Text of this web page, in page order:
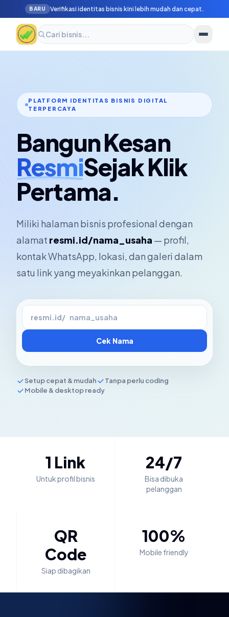
BARU Verifikasi identitas bisnis kini lebih mudah dan cepat.
PLATFORM IDENTITAS BISNIS DIGITAL
TERPERCAYA
Bangun Kesan
ResmiSejak Klik
Pertama.
Miliki halaman bisnis profesional dengan
alamat resmi.id/nama_usaha — profil,
kontak WhatsApp, lokasi, dan galeri dalam
satu link yang meyakinkan pelanggan.
resmi.id/
Cek Nama
Setup cepat & mudah
Tanpa perlu coding
Mobile & desktop ready
1 Link
Untuk profil bisnis
24/7
Bisa dibuka
pelanggan
QR
Code
Siap dibagikan
100%
Mobile friendly